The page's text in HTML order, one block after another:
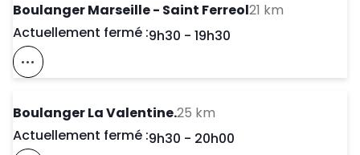
Boulanger Marseille - Saint Ferreol21 km
Actuellement fermé :Day of the Week
9h30 - 19h30
Voir Ce Magasin Sur La Carte
Boulanger La Valentine.25 km
Actuellement fermé :Day of the Week
9h30 - 20h00